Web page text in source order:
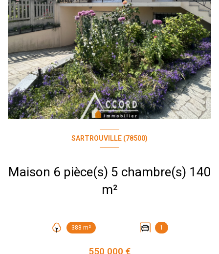
SARTROUVILLE (78500)
Maison 6 pièce(s) 5 chambre(s) 140
m²
388 m² 1
550 000 €